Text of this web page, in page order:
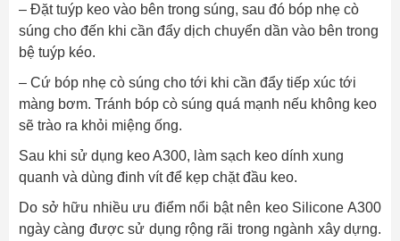
– Đặt tuýp keo vào bên trong súng, sau đó bóp nhẹ cò
súng cho đến khi cần đẩy dịch chuyển dần vào bên trong
bệ tuýp kéo.
– Cứ bóp nhẹ cò súng cho tới khi cần đẩy tiếp xúc tới
màng bơm. Tránh bóp cò súng quá mạnh nếu không keo
sẽ trào ra khỏi miệng ống.
Sau khi sử dụng keo A300, làm sạch keo dính xung
quanh và dùng đinh vít để kẹp chặt đầu keo.
Do sở hữu nhiều ưu điểm nổi bật nên keo Silicone A300
ngày càng được sử dụng rộng rãi trong ngành xây dựng.